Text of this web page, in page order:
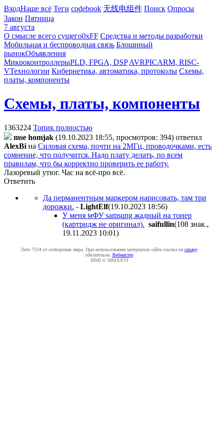
ВходНаше всё Теги codebook 无线电组件 Поиск Опросы
Закон Пятница
7 августа
О смысле всего сущего0xFF Средства и методы разработки
Мобильная и беспроводная связь Блошиный
рынокОбъявления
МикроконтроллерыPLD, FPGA, DSP AVRPICARM, RISC-
VТехнологии Кибернетика, автоматика, протоколы Схемы,
платы, компоненты
Схемы, платы, компоненты
1363224 Топик полностью
mse homjak (19.10.2023 18:55, просмотров: 394) ответил
AlexBi на Силовая схема, почти на 2МГц, проводочками, есть
сомнение, что получится. Надо плату делать, по всем
правилам, что бы корректно проверить ее работу.
Лазоревый утюг. Час на всё-про всё.
Ответить
Да перманентным маркером нарисовать, там три
дорожки. - LightElf(19.10.2023 18:56)
У меня мФУ samsung жадный на тонер
(картридж не оригинал). saifullin(108 знак.,
19.11.2023 10:01)
Лето 7534 от сотворения мира. При использовании материалов сайта ссылка на caxapу
обязательна. Вебмастер
MMI © MMXXVI